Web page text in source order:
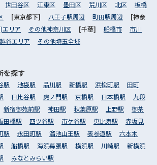
世田谷区 江東区 墨田区 荒川区 北区
板橋
[東京都下] 八王子駅周辺 町田駅周辺
[神奈
エリア その他神奈川区 [千葉] 船橋市
市川
谷エリア その他埼玉全域
を探す
駅 池袋駅 品川駅 新橋駅 浜松町駅
田町
日比谷駅 虎ノ門駅 京橋駅 日本橋駅
九段
新宿御苑前駅 神田駅 秋葉原駅 上野駅
御茶
田橋駅 四ツ谷駅 市ケ谷駅 恵比寿駅
赤坂見
駅 永田町駅 溜池山王駅 表参道駅
六本木
船橋駅 海浜幕張駅 横浜駅 川崎駅
新横浜
みなとみらい駅